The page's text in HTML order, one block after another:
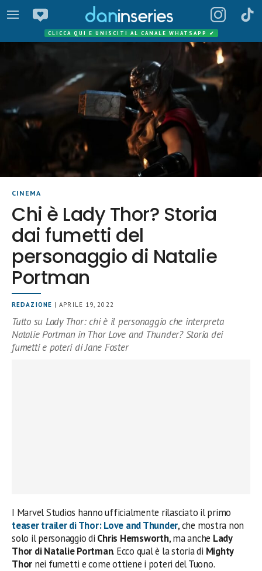
CLICCA QUI E UNISCITI AL CANALE WHATSAPP ✔
CINEMA
Chi è Lady Thor? Storia
dai fumetti del
personaggio di Natalie
Portman
REDAZIONE | APRILE 19, 2022
Tutto su Lady Thor: chi è il personaggio che interpreta
Natalie Portman in Thor Love and Thunder? Storia dei
fumetti e poteri di Jane Foster
I Marvel Studios hanno ufficialmente rilasciato il primo
teaser trailer di Thor: Love and Thunder, che mostra non
solo il personaggio di Chris Hemsworth, ma anche Lady
Thor di Natalie Portman. Ecco qual è la storia di Mighty
Thor nei fumetti e come ottiene i poteri del Tuono.